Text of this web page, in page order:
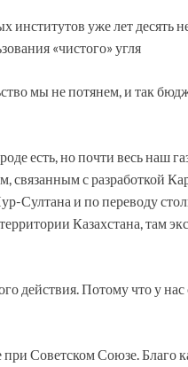
уже лет десять
«чистого» угля
мы не потянем, и так
есть, но почти весь наш
связанным с разработкой
Султана и по переводу
Казахстана, там
действия. Потому что у
Советском Союзе. Благо